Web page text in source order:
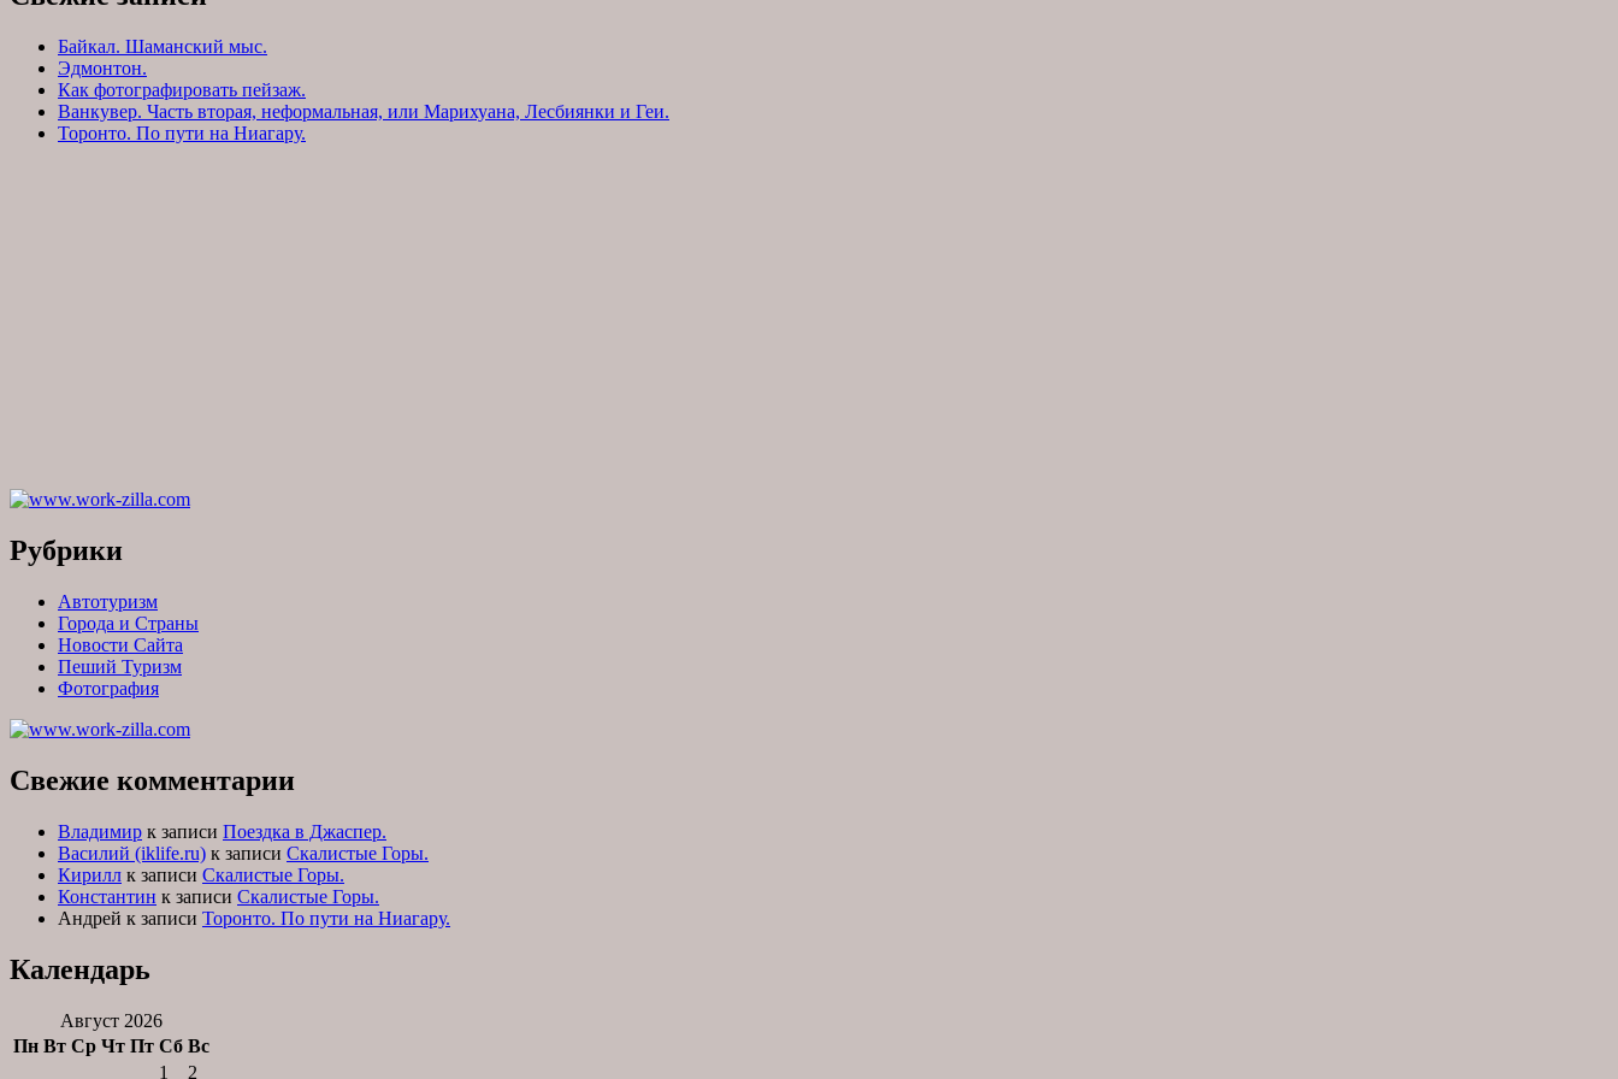
Байкал. Шаманский мыс.
Эдмонтон.
Как фотографировать пейзаж.
Ванкувер. Часть вторая, неформальная, или Марихуана, Лесбиянки и Геи.
Торонто. По пути на Ниагару.
Рубрики
Автотуризм
Города и Страны
Новости Сайта
Пеший Туризм
Фотография
Свежие комментарии
Владимир к записи Поездка в Джаспер.
Василий (iklife.ru) к записи Скалистые Горы.
Кирилл к записи Скалистые Горы.
Константин к записи Скалистые Горы.
Андрей к записи Торонто. По пути на Ниагару.
Календарь
Август 2026
Пн Вт Ср Чт Пт Сб Вс
1
2